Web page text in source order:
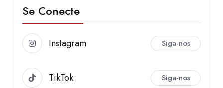
Se Conecte
Instagram Siga-nos
TikTok Siga-nos